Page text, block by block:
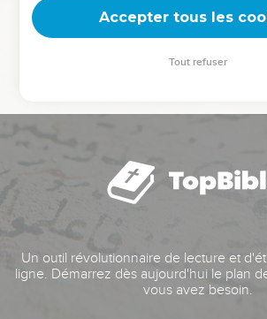
équipe, un groupe ou une famille, leur
Un outil révolutionnaire de lecture et
ligne. Démarrez dès aujourd'hui le plan
vous avez besoin.
Accepter tous les
Tout refuser